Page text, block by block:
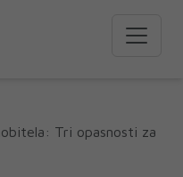
Tri opasnosti za